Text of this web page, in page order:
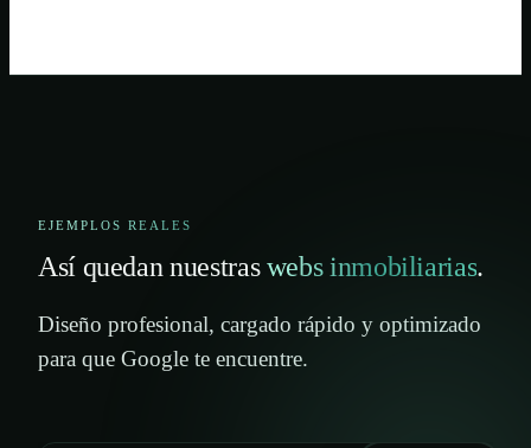
EJEMPLOS REALES
Así quedan nuestraswebs inmobiliarias.
Diseño profesional, cargado rápido y optimizado
para que Google te encuentre.